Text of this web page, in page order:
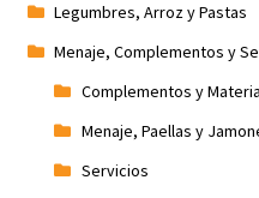
Legumbres, Arroz y Pastas
Menaje, Complementos y
Complementos y
Menaje, Paellas y
Servicios